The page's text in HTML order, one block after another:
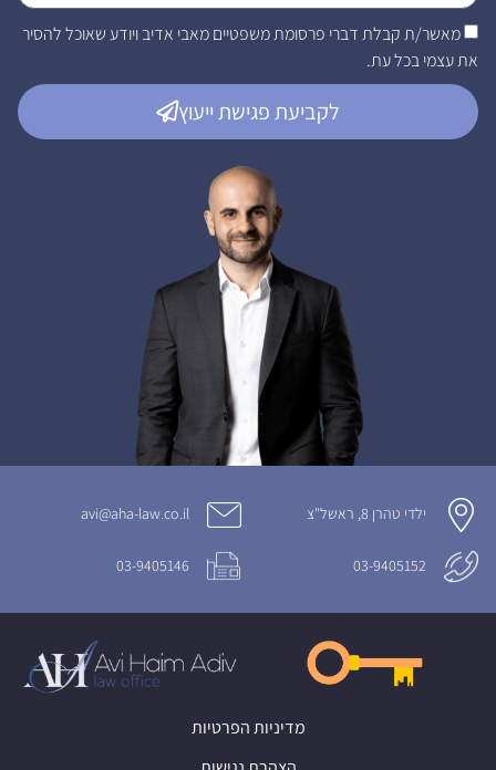
מאשר/ת קבלת דברי פרסומת משפטיים מאבי אדיב ויודע שאוכל להסיר
את עצמי בכל עת.
לקביעת פגישת ייעוץ
ילדי טהרן 8, ראשל"צ avi@aha-law.co.il
03-9405152
03-9405146
מדיניות הפרטיות